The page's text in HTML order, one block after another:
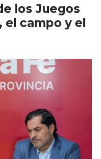
los Juegos
el campo y el